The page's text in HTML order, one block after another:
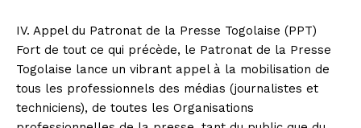
IV. Appel du Patronat de la Presse Togolaise (PPT)
Fort de tout ce qui précède, le Patronat de la Presse
Togolaise lance un vibrant appel à la mobilisation de
tous les professionnels des médias (journalistes et
techniciens), de toutes les Organisations